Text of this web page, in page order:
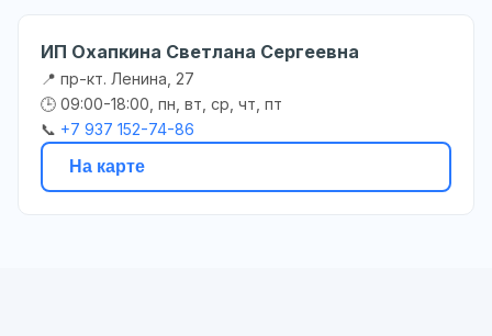
ИП Охапкина Светлана Сергеевна
📍 пр-кт. Ленина, 27
🕒 09:00-18:00, пн, вт, ср, чт, пт
📞 +7 937 152-74-86
На карте